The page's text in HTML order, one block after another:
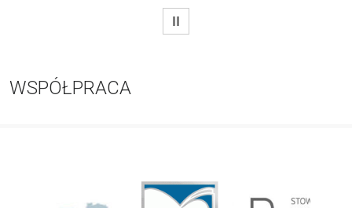
WSTRZYMAJ
WSPÓŁPRACA